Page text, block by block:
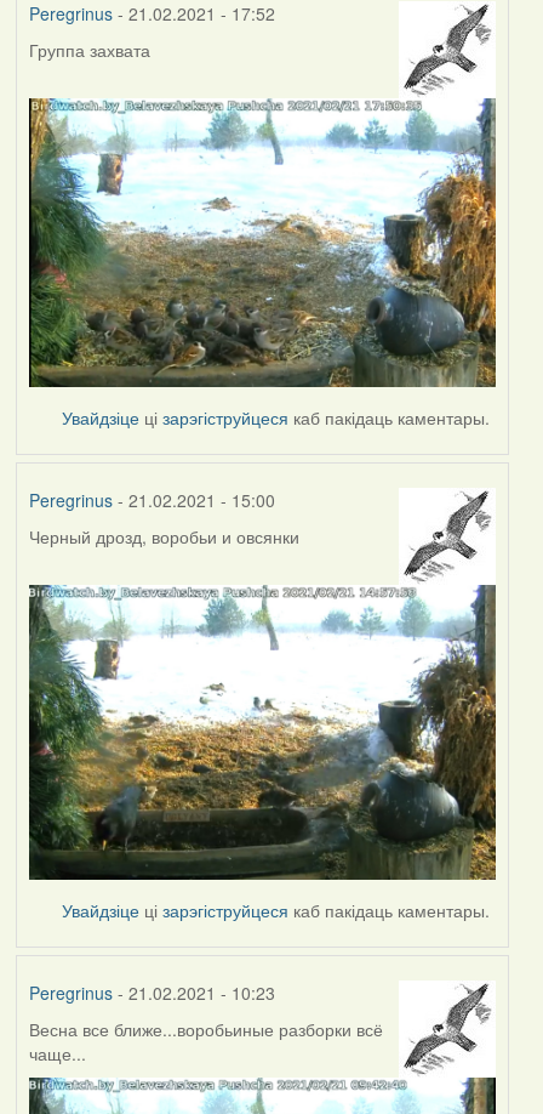
Peregrinus- 21.02.2021 - 17:52
Группа захвата
Увайдзіце цізарэгіструйцеся каб пакідаць каментары.
Peregrinus- 21.02.2021 - 15:00
Черный дрозд, воробьи и овсянки
Увайдзіце цізарэгіструйцеся каб пакідаць каментары.
Peregrinus- 21.02.2021 - 10:23
Весна все ближе...воробьиные разборки всё
чаще...